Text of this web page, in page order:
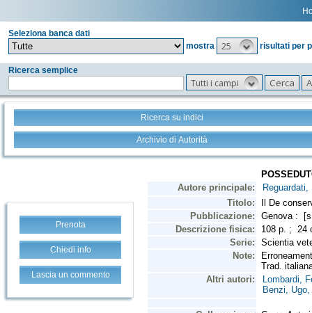
Seleziona banca dati
mostra
25 risultati per
Ricerca semplice
Tutti i campi
Ricerca su indici
Archivio di Autorità
Prenota
Chiedi info
Lascia un commento